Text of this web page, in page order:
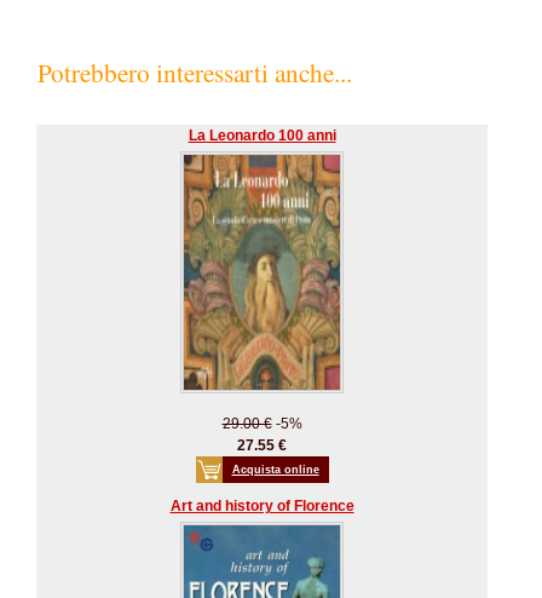
Potrebbero interessarti anche...
La Leonardo 100 anni
29.00 €-5%
27.55 €
Acquista online
Art and history of Florence